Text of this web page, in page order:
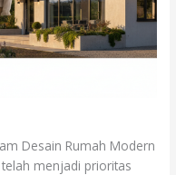
Desain Rumah Modern
menjadi prioritas